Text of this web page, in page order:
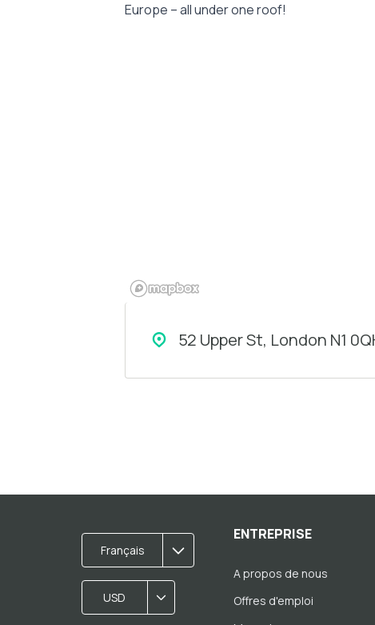
Europe – all under one roof!
52 Upper St, London N1
Français
USD
ENTREPRISE
A propos de nous
Offres d'emploi